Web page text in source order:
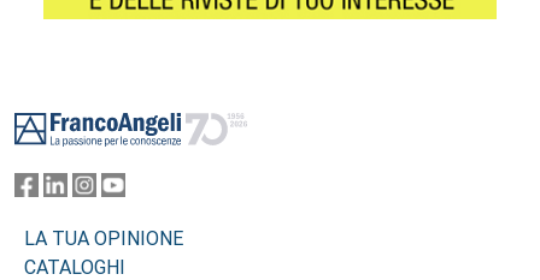
LA TUA OPINIONE
CATALOGHI